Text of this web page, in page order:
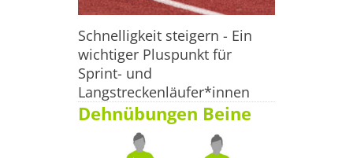
Schnelligkeit steigern - Ein
wichtiger Pluspunkt für
Sprint- und
Langstreckenläufer*innen
Dehnübungen Beine